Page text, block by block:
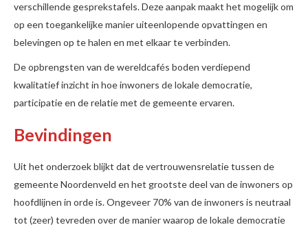
verschillende gesprekstafels. Deze aanpak maakt het mogelijk om
op een toegankelijke manier uiteenlopende opvattingen en
belevingen op te halen en met elkaar te verbinden.
De opbrengsten van de wereldcafés boden verdiepend
kwalitatief inzicht in hoe inwoners de lokale democratie,
participatie en de relatie met de gemeente ervaren.
Bevindingen
Uit het onderzoek blijkt dat de vertrouwensrelatie tussen de
gemeente Noordenveld en het grootste deel van de inwoners op
hoofdlijnen in orde is. Ongeveer 70% van de inwoners is neutraal
tot (zeer) tevreden over de manier waarop de lokale democratie